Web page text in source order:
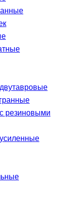
резиновыми